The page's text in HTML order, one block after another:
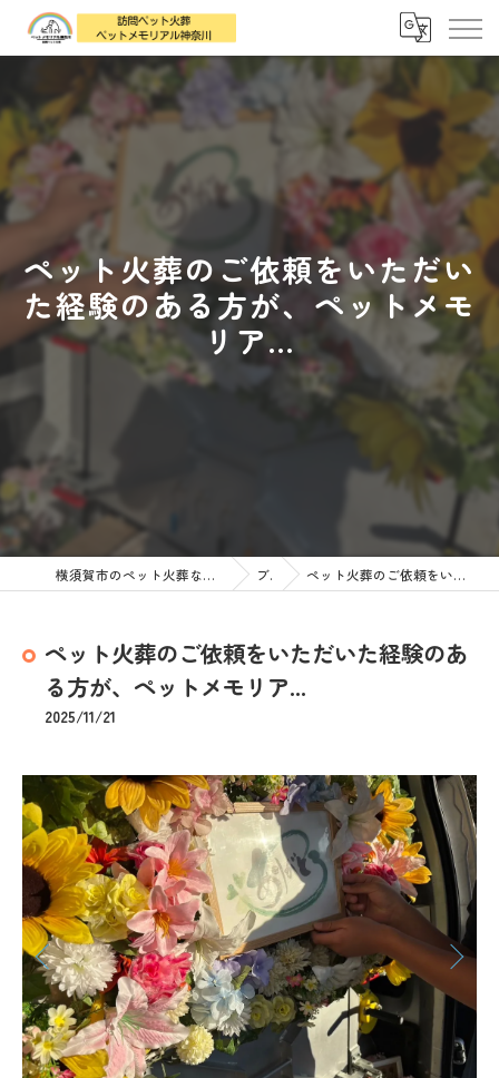
ペット火葬のご依頼をいただい
た経験のある方が、ペットメモ
リア...
横須賀市のペット火葬なら訪問ペット火葬 ペットメモリアル神奈川 ブログ ペット火葬のご依頼をいただいた経験のある方が、ペットメモリア...
ペット火葬のご依頼をいただいた経験のあ
る方が、ペットメモリア...
2025/11/21